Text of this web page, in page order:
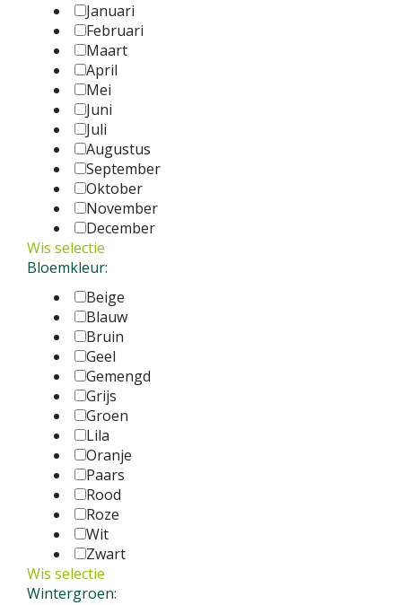
Januari
Februari
Maart
April
Mei
Juni
Juli
Augustus
September
Oktober
November
December
Wis selectie
Bloemkleur:
Beige
Blauw
Bruin
Geel
Gemengd
Grijs
Groen
Lila
Oranje
Paars
Rood
Roze
Wit
Zwart
Wis selectie
Wintergroen: